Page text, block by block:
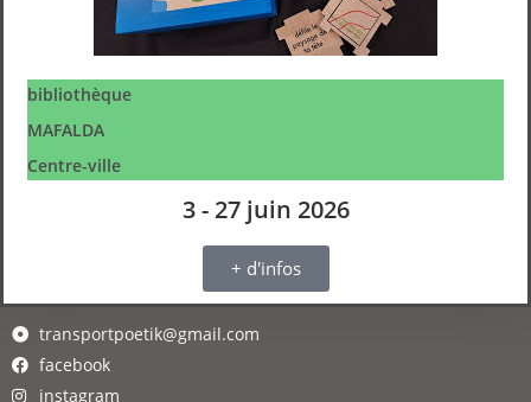
bibliothèque
MAFALDA
Centre-ville
3 - 27 juin 2026
+ d'infos
transportpoetik@gmail.com
facebook
instagram